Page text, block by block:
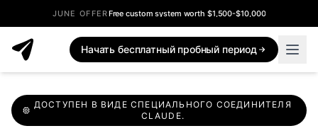
JUNE OFFERFree custom system worth $1,500-$10,000
Начать бесплатный пробный период
ДОСТУПЕН В ВИДЕ СПЕЦИАЛЬНОГО СОЕДИНИТЕЛЯ
CLAUDE.